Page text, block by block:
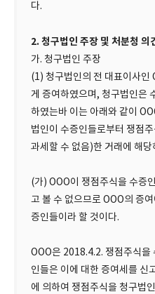
다.
2. 청구법인 주장 및 처분청 의
가. 청구법인 주장
(1) 청구법인의 전 대표이사인
게 증여하였으며, 청구법인은
하였는바 이는 아래와 같이
법인이 수증인들로부터 쟁점
과세할 수 없음)한 거래에 해
(가) OOO이 쟁점주식을 수증
고 볼 수 없으므로 OOO의 증
증인들이라 할 것이다.
OOO은 2018.4.2. 쟁점주식을
인들은 이에 대한 증여세를 신
에 의하여 쟁점주식을 청구법